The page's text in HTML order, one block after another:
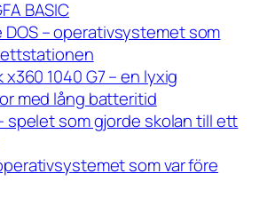
BASIC
DOS – operativsystemet som
x360 1040 G7 – en lyxig
med lång batteritid
spelet som gjorde skolan till ett
som var före